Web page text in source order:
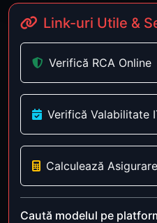
Link-uri Utile &
Verifică RCA Online
Verifică Valabilitate
Calculează
Caută modelul pe